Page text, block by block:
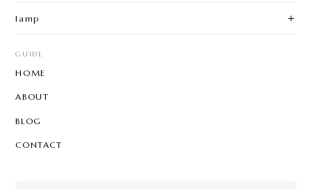
lamp
GUIDE
HOME
ABOUT
BLOG
CONTACT